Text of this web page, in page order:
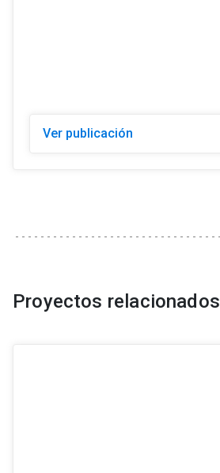
Ver publicación
Proyectos relacionados